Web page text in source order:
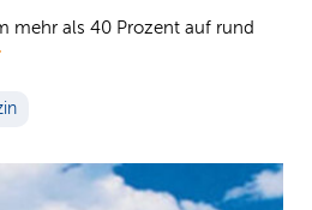
mehr als 40 Prozent auf rund